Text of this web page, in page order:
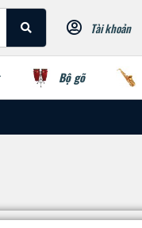
Tài khoản
Bộ gõ